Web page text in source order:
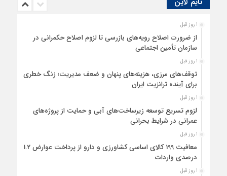
1 روز قبل
از ضرورت اصلاح رویه‌های بازرسی تا لزوم اصلاح حکمرانی در
سازمان تأمین اجتماعی
1 روز قبل
توقف‌های مرزی، هزینه‌های پنهان و ضعف مدیریت؛ زنگ خطری
برای آینده ترانزیت ایران
1 روز قبل
لزوم تسریع توسعه زیرساخت‌های آبی و حمایت از پروژه‌های
عمرانی در شرایط بحرانی
1 روز قبل
معافیت 199 کالای اساسی کشاورزی و دارو از پرداخت عوارض 1.2
درصدی واردات
1 روز قبل